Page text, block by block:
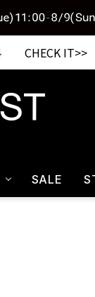
CHECK IT>>
Site here.
SALE